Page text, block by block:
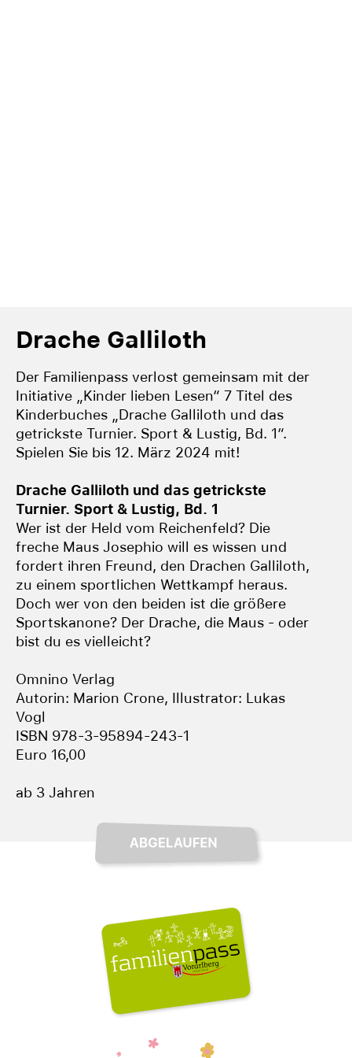
Drache Galliloth
Der Familienpass verlost gemeinsam mit der
Initiative „Kinder lieben Lesen“ 7 Titel des
Kinderbuches „Drache Galliloth und das
getrickste Turnier. Sport & Lustig, Bd. 1“.
Spielen Sie bis 12. März 2024 mit!
Drache Galliloth und das getrickste
Turnier. Sport & Lustig, Bd. 1
Wer ist der Held vom Reichenfeld? Die
freche Maus Josephio will es wissen und
fordert ihren Freund, den Drachen Galliloth,
zu einem sportlichen Wettkampf heraus.
Doch wer von den beiden ist die größere
Sportskanone? Der Drache, die Maus - oder
bist du es vielleicht?
Omnino Verlag
Autorin: Marion Crone, Illustrator: Lukas
Vogl
ISBN 978-3-95894-243-1
Euro 16,00
ab 3 Jahren